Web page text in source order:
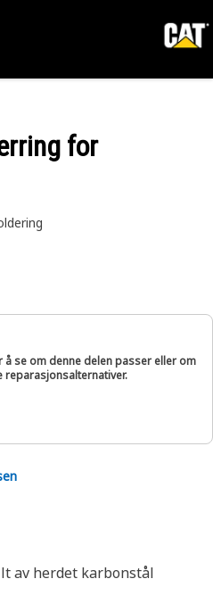
for
se om denne delen passer eller om
reparasjonsalternativer.
av herdet karbonstål